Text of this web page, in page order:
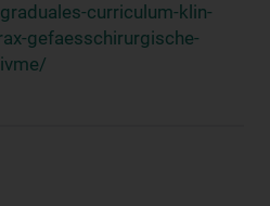
curriculum-klin-
gefaesschirurgische-